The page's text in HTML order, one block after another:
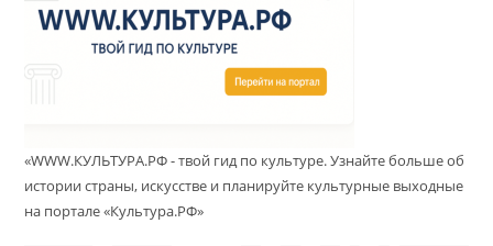
«WWW.КУЛЬТУРА.РФ - твой гид по культуре. Узнайте больше об
истории страны, искусстве и планируйте культурные выходные
на портале «Культура.РФ»